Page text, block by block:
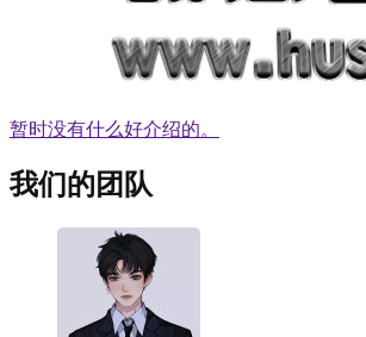
暂时没有什么好介绍的。
我们的团队